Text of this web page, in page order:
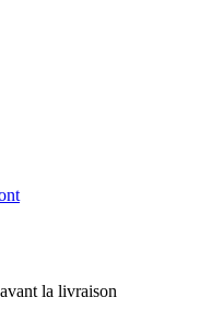
la livraison